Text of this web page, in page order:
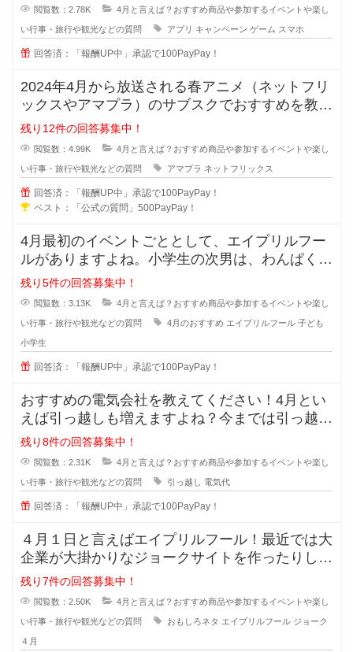
閲覧数：2.78K 4月と言えば？おすすめ商品や参加するイベントや楽し
い行事・旅行や観光などの質問 アプリ キャンペーン ゲーム スマホ
回答済：「報酬UP中」承認で100PayPay！
2024年4月から放送される春アニメ（ネットフリ
ックスやアマプラ）のサブスクでおすすめを教え
てください！ファンタジーや異
残り12件の回答募集中！
閲覧数：4.99K 4月と言えば？おすすめ商品や参加するイベントや楽し
い行事・旅行や観光などの質問 アマプラ ネットフリックス
回答済：「報酬UP中」承認で100PayPay！
ベスト：「公式の質問」500PayPay！
4月最初のイベントごととして、エイプリルフー
ルがありますよね。小学生の次男は、わんぱく気
質な所があり、当日はお友達にもし
残り5件の回答募集中！
閲覧数：3.13K 4月と言えば？おすすめ商品や参加するイベントや楽し
い行事・旅行や観光などの質問 4月のおすすめ エイプリルフール 子ども
小学生
回答済：「報酬UP中」承認で100PayPay！
おすすめの電気会社を教えてください！4月とい
えば引っ越しも増えますよね？今までは引っ越し
先の電気を何となく使っていました
残り8件の回答募集中！
閲覧数：2.31K 4月と言えば？おすすめ商品や参加するイベントや楽し
い行事・旅行や観光などの質問 引っ越し 電気代
回答済：「報酬UP中」承認で100PayPay！
４月１日と言えばエイプリルフール！最近では大
企業が大掛かりなジョークサイトを作ったりして
盛り上がっていますよね？＾＾
残り7件の回答募集中！
閲覧数：2.50K 4月と言えば？おすすめ商品や参加するイベントや楽し
い行事・旅行や観光などの質問 おもしろネタ エイプリルフール ジョーク
４月